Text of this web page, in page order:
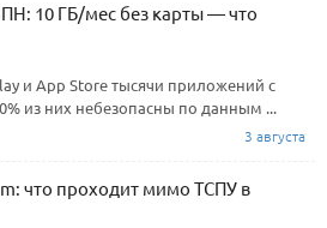
10 ГБ/мес без карты — что
и App Store тысячи приложений с
из них небезопасны по данным ...
3 августа
что проходит мимо ТСПУ в